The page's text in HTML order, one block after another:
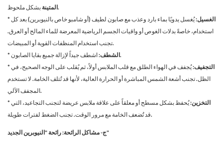
المتينةبشكل ملحوظ.
* الغسيل:يُغسل يدويًا بماء بارد وعذب مع صابون لطيف (أو شامبو خاص بالنيوبرين) بعد كل
استخدام، خاصةً بدلات الغوص أو واقيات الجسم الرياضية المعرضة للماء المالح أو العرق.
تجنب استخدام المنظفات القوية أو المبيضات.
* الشطف:اشطف جيداً لإزالة جميع بقايا الصابون.
* التجفيف:يُجفف في الهواء الطلق مع قلب الملابس أولاً، ثم يُقلب على الوجه الصحيح، في
الظل. تجنب أشعة الشمس المباشرة أو الحرارة العالية، لأنها قد تُتلف الخامة. لا تستخدم
المجفف الآلي.
* التخزين:يُحفظ بشكل مسطح أو معلقاً على علاقة ملابس عريضة لتجنب التجاعيد، التي
قد تُضعف الخامة مع مرور الوقت. تجنب الضغط لفترات طويلة.
ج- مشاكل الرائحة: رائحة "النيوبرين الجديد"